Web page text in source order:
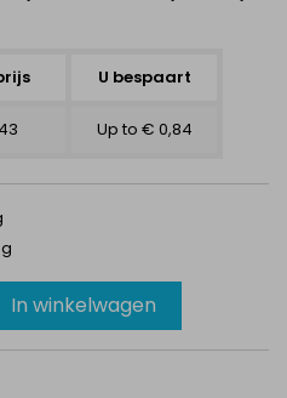
U bespaart
Up to € 0,84
In winkelwagen